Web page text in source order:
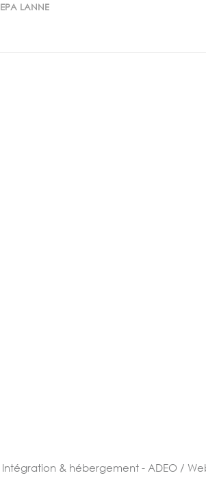
EPA LANNE
Intégration & hébergement - ADEO /